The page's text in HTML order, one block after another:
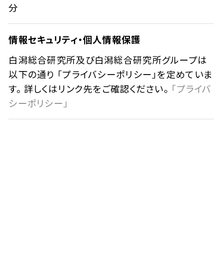
分
情報セキュリティ・個人情報保護
白潟総合研究所及び白潟総合研究所グループは
以下の通り 「プライバシーポリシー」を定めていま
す。 詳しくはリンク先をご確認ください。 「プライバ
シーポリシー」